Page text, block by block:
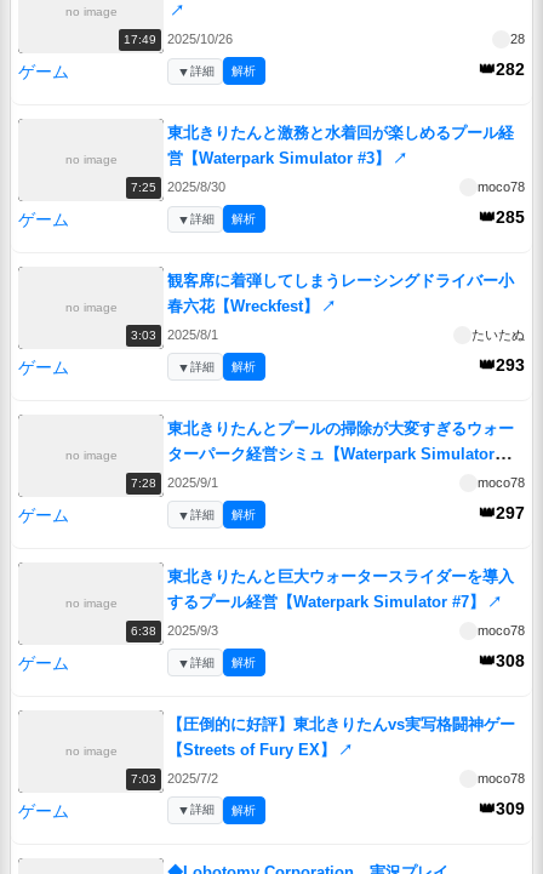
no image
17:49
↗
2025/10/26 28
ゲーム 👑282
▼詳細 解析
no image
7:25
東北きりたんと激務と水着回が楽しめるプール経
営【Waterpark Simulator #3】
↗
2025/8/30 moco78
ゲーム 👑285
▼詳細 解析
no image
3:03
観客席に着弾してしまうレーシングドライバー小
春六花【Wreckfest】
↗
2025/8/1 たいたぬ
ゲーム 👑293
▼詳細 解析
no image
7:28
東北きりたんとプールの掃除が大変すぎるウォー
ターパーク経営シミュ【Waterpark Simulator
#5】↗
2025/9/1 moco78
ゲーム 👑297
▼詳細 解析
no image
6:38
東北きりたんと巨大ウォータースライダーを導入
するプール経営【Waterpark Simulator #7】
↗
2025/9/3 moco78
ゲーム 👑308
▼詳細 解析
no image
7:03
【圧倒的に好評】東北きりたんvs実写格闘神ゲー
【Streets of Fury EX】
↗
2025/7/2 moco78
ゲーム 👑309
▼詳細 解析